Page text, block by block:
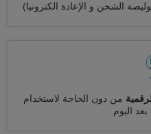
الشحن و الإعادة الكترونيا)
من دون الحاجة لاستخدام
بعد اليوم